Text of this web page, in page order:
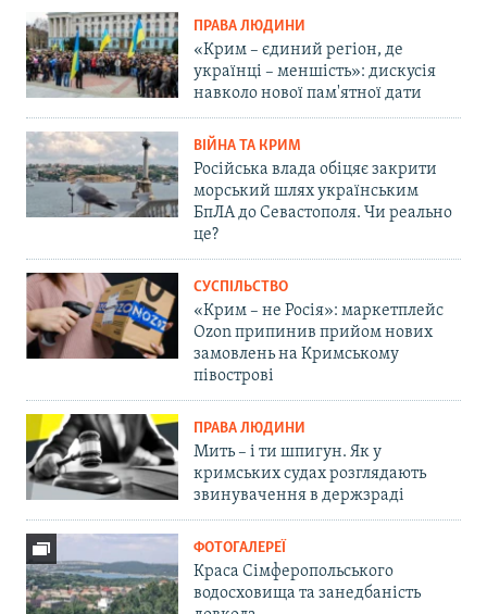
ПРАВА ЛЮДИНИ
«Крим – єдиний регіон, де
українці – меншість»: дискусія
навколо нової пам'ятної дати
ВІЙНА ТА КРИМ
Російська влада обіцяє закрити
морський шлях українським
БпЛА до Севастополя. Чи реально
це?
СУСПІЛЬСТВО
«Крим – не Росія»: маркетплейс
Ozon припинив прийом нових
замовлень на Кримському
півострові
ПРАВА ЛЮДИНИ
Мить – і ти шпигун. Як у
кримських судах розглядають
звинувачення в держзраді
ФОТОГАЛЕРЕЇ
Краса Сімферопольського
водосховища та занедбаність